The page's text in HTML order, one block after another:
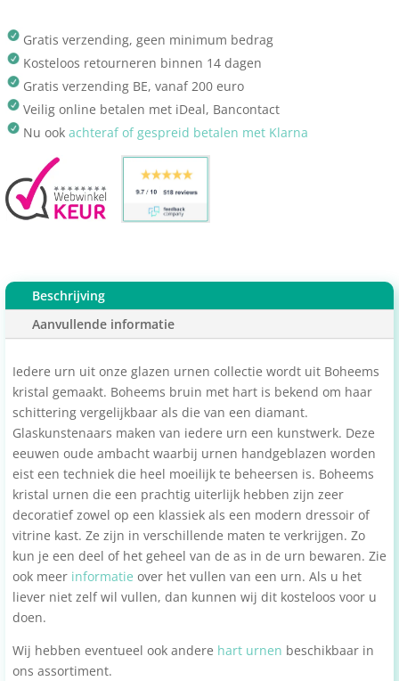
Gratis verzending, geen minimum bedrag
Kosteloos retourneren binnen 14 dagen
Gratis verzending BE, vanaf 200 euro
Veilig online betalen met iDeal, Bancontact
Nu ook achteraf of gespreid betalen met Klarna
Beschrijving
Aanvullende informatie
Iedere urn uit onze glazen urnen collectie wordt uit Boheems
kristal gemaakt. Boheems bruin met hart is bekend om haar
schittering vergelijkbaar als die van een diamant.
Glaskunstenaars maken van iedere urn een kunstwerk. Deze
eeuwen oude ambacht waarbij urnen handgeblazen worden
eist een techniek die heel moeilijk te beheersen is. Boheems
kristal urnen die een prachtig uiterlijk hebben zijn zeer
decoratief zowel op een klassiek als een modern dressoir of
vitrine kast. Ze zijn in verschillende maten te verkrijgen. Zo
kun je een deel of het geheel van de as in de urn bewaren. Zie
ook meer informatie over het vullen van een urn. Als u het
liever niet zelf wil vullen, dan kunnen wij dit kosteloos voor u
doen.
Wij hebben eventueel ook andere hart urnen beschikbaar in
ons assortiment.